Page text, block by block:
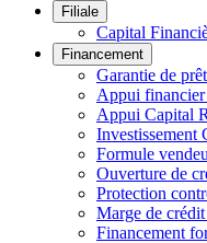
Filiale
Capital
Financement
Garantie de
Appui financier
Appui Capital
Investissement
Formule
Ouverture de
Protection
Marge de
Financement